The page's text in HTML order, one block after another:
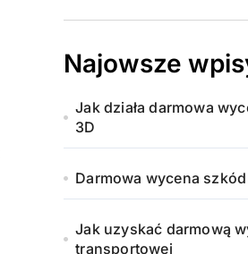
Najowsze
Jak działa darmowa
3D
Darmowa wycena
Jak uzyskać darmową
transportowej